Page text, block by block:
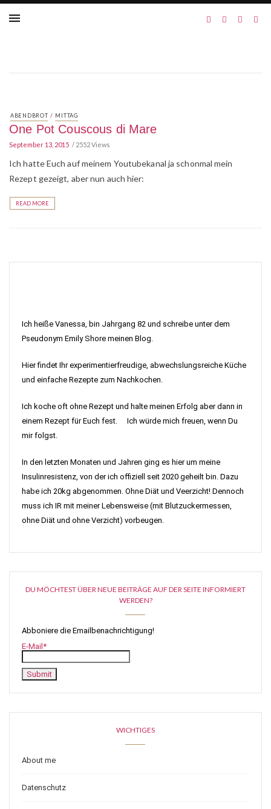
ABENDBROT / MITTAG
One Pot Couscous di Mare
September 13, 2015 2552 Views
Ich hatte Euch auf meinem Youtubekanal ja schonmal mein
Rezept gezeigt, aber nun auch hier:
READ MORE
Ich heiße Vanessa, bin Jahrgang 82 und schreibe unter dem
Pseudonym Emily Shore meinen Blog.
Hier findet Ihr experimentierfreudige, abwechslungsreiche Küche
und einfache Rezepte zum Nachkochen.
Ich koche oft ohne Rezept und halte meinen Erfolg aber dann in
einem Rezept für Euch fest. Ich würde mich freuen, wenn Du
mir folgst.
In den letzten Monaten und Jahren ging es hier um meine
Insulinresistenz, von der ich offiziell seit 2020 geheilt bin. Dazu
habe ich 20kg abgenommen. Ohne Diät und Veerzicht! Dennoch
muss ich IR mit meiner Lebensweise (mit Blutzuckermessen,
ohne Diät und ohne Verzicht) vorbeugen.
DU MÖCHTEST ÜBER NEUE BEITRÄGE AUF DER SEITE INFORMIERT
WERDEN?
Abboniere die Emailbenachrichtigung!
E-Mail*
WICHTIGES
About me
Datenschutz